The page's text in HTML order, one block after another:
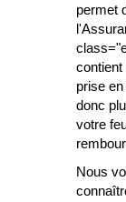
permet
prise
donc
votre
Nous